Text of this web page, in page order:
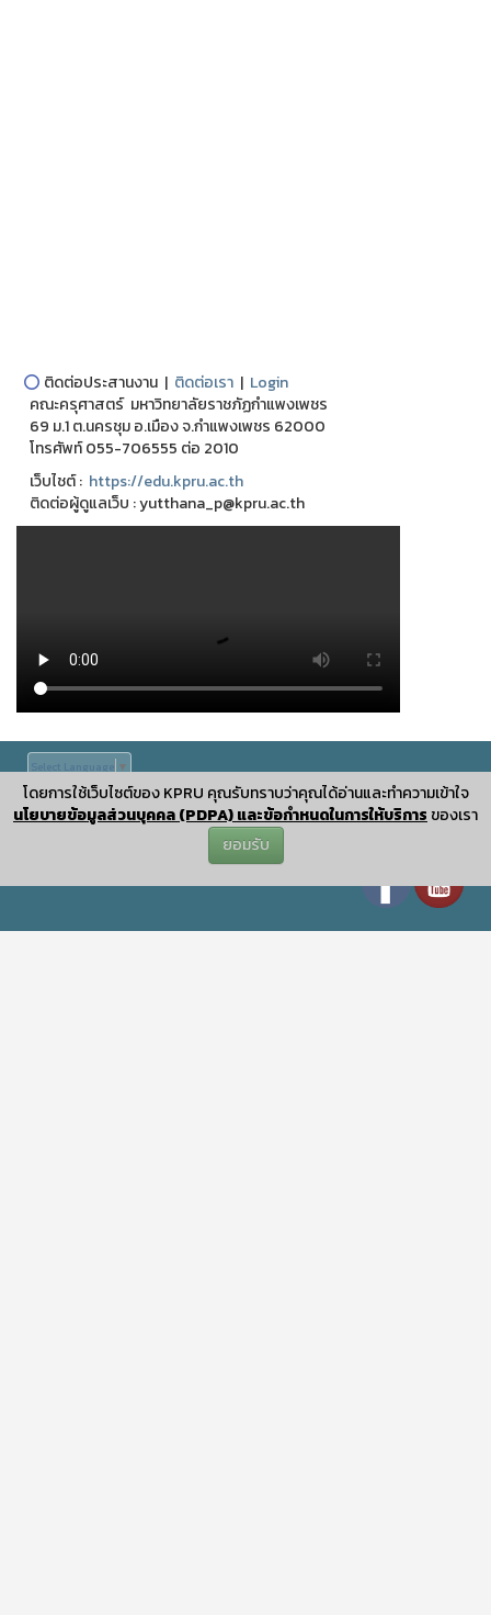
โดยการใช้เว็บไซต์ของ KPRU คุณรับทราบว่าคุณได้อ่านและทำความเข้าใจ
นโยบายข้อมูลส่วนบุคคล (PDPA) และข้อกำหนดในการให้บริการ ของเรา
ยอมรับ
⭕ ติดต่อประสานงาน | ติดต่อเรา | Login
คณะครุศาสตร์ มหาวิทยาลัยราชภัฏกำแพงเพชร
69 ม.1 ต.นครชุม อ.เมือง จ.กำแพงเพชร 62000
โทรศัพท์ 055-706555 ต่อ 2010
เว็บไชต์ : https://edu.kpru.ac.th
ติดต่อผู้ดูแลเว็บ : yutthana_p@kpru.ac.th
▼
ปรับปรุงเมื่อ : October 27 2025 20:13:54
|KPRUControl Version 2.112